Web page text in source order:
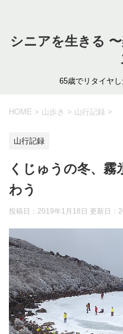
シニアを生きる
65歳でリタイヤ
HOME > 山歩き > 山行記録 >
山行記録
くじゅうの冬、霧
わう
投稿日：2019年1月18日 更新日：